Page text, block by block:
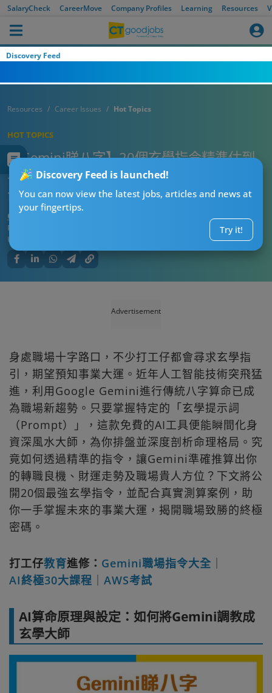
SalaryCheck CareerMove Company Profiles Learning Resources
Discovery Feed
Discovery Feed is launched!
You can now view the latest jobs, articles and news at
your fingertips.
Try it!
Resources Career Issues Hot Topics
HOT TOPICS
【Gemini睇八字】20個玄學指令精準估到
事業大運係幾時！化身資深風水大師幫你算
命
CT隱形IT專員
Published:
Updated:
Advertisement
身處職場十字路口，不少打工仔都會尋求玄學指
引，期望預知事業大運。近年人工智能技術突飛猛
進，利用Google Gemini進行傳統八字算命已成
為職場新趨勢。只要掌握特定的「玄學提示詞
（Prompt）」，這款免費的AI工具便能瞬間化身
資深風水大師，為你排盤並深度剖析命理格局。究
竟如何透過精準的指令，讓Gemini準確推算出你
的轉職良機、財運走勢及職場貴人方位？下文將公
開20個最強玄學指令，並配合真實測算案例，助
你一手掌握未來的事業大運，揭開職場致勝的終極
密碼。
打工仔教育進修： Gemini職場指令大全
AI終極30大課程
AWS考試
AI算命原理與設定：如何將Gemini調教成
玄學大師